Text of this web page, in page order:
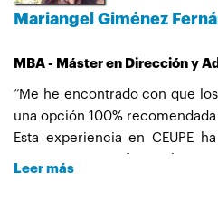
Mariangel Giménez
MBA - Máster en Dirección y
“Me he encontrado con que
una opción 100%
Esta experiencia en CEUPE
competencia profesionales,
Leer más